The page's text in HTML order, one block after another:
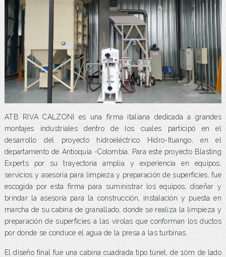
ATB RIVA CALZONI es una firma italiana dedicada a grandes
montajes industriales dentro de los cuales participó en el
desarrollo del proyecto hidroeléctrico Hidro-Ituango, en el
departamento de Antioquia -Colombia. Para este proyecto Blasting
Experts por su trayectoria amplia y experiencia en equipos,
servicios y asesoría para limpieza y preparación de superficies, fue
escogida por esta firma para suministrar los equipos, diseñar y
brindar la asesoría para la construcción, instalación y puesta en
marcha de su cabina de granallado, donde se realiza la limpieza y
preparación de superficies a las virolas que conforman los ductos
por donde se conduce el agua de la presa a las turbinas.
El diseño final fue una cabina cuadrada tipo túnel, de 10m de lado